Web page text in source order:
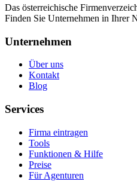
Das österreichische
Finden Sie Unternehmen in Ihrer
Unternehmen
Über uns
Kontakt
Blog
Services
Firma eintragen
Tools
Funktionen & Hilfe
Preise
Für Agenturen